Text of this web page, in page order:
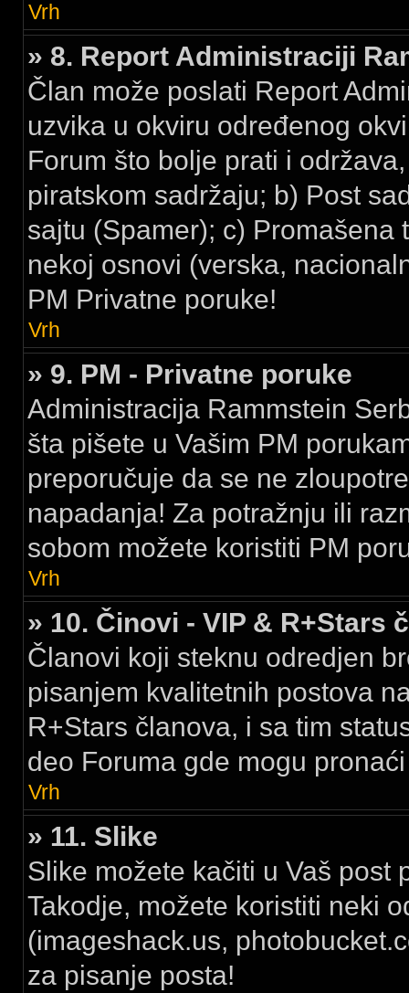
Vrh
» 8. Report Administraciji
Član može poslati Report
uzvika u okviru određenog
Forum što bolje prati i
piratskom sadržaju; b) Post
sajtu (Spamer); c) Promašena
nekoj osnovi (verska,
PM Privatne poruke!
Vrh
» 9. PM - Privatne poruke
Administracija Rammstein
šta pišete u Vašim PM
preporučuje da se ne
napadanja! Za potražnju ili
sobom možete koristiti PM
Vrh
» 10. Činovi - VIP & R+Stars
Članovi koji steknu odredjen
pisanjem kvalitetnih postova
R+Stars članova, i sa tim
deo Foruma gde mogu
Vrh
» 11. Slike
Slike možete kačiti u Vaš post
Takodje, možete koristiti neki
(imageshack.us,
za pisanje posta!